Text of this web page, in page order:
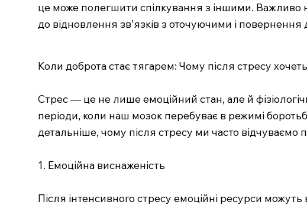
це може полегшити спілкування з іншими. Важливо
до відновлення зв’язків з оточуючими і повернення
Коли доброта стає тягарем: Чому після стресу
Стрес — це не лише емоційний стан, але й
періоди, коли наш мозок перебуває в режимі
детальніше, чому після стресу ми часто
1. Емоційна виснаженість
Після інтенсивного стресу емоційні ресурси